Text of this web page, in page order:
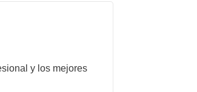
y los mejores